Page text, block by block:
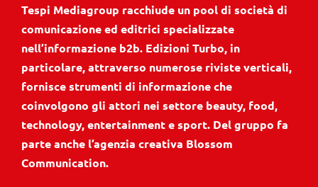
Tespi Mediagroup racchiude un pool di società di
comunicazione ed editrici specializzate
nell’informazione b2b. Edizioni Turbo, in
particolare, attraverso numerose riviste verticali,
fornisce strumenti di informazione che
coinvolgono gli attori nei settore beauty, food,
technology, entertainment e sport. Del gruppo fa
parte anche l’agenzia creativa Blossom
Communication.